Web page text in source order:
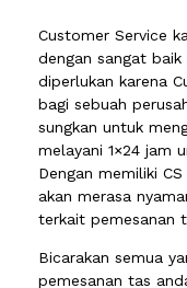
Customer Service
dengan sangat
diperlukan karena
bagi sebuah
sungkan untuk
melayani 1×24 jam
Dengan memiliki
akan merasa
terkait pemesanan
Bicarakan semua
pemesanan tas